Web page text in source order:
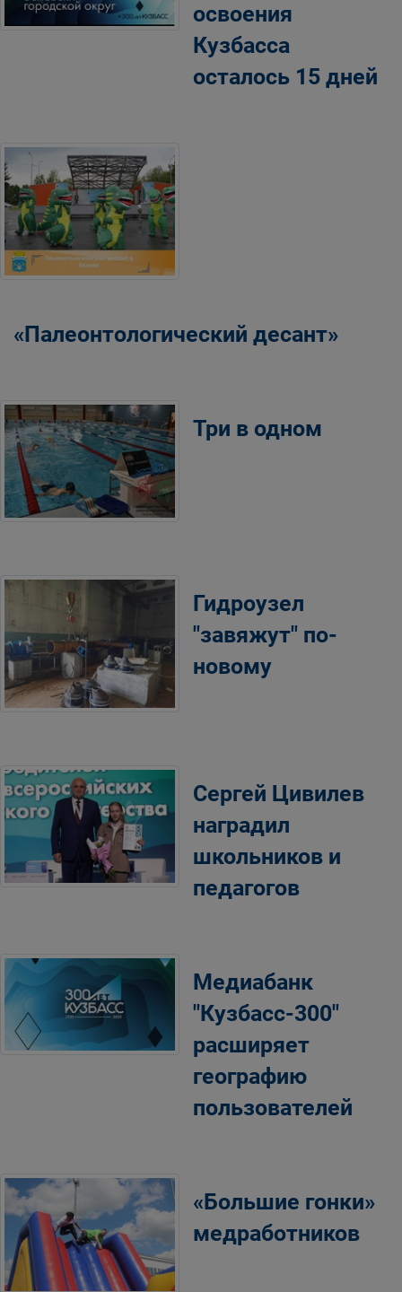
освоения
Кузбасса
осталось 15 дней
«Палеонтологический десант»
Три в одном
Гидроузел
"завяжут" по-
новому
Сергей Цивилев
наградил
школьников и
педагогов
Медиабанк
"Кузбасс-300"
расширяет
географию
пользователей
«Большие гонки»
медработников